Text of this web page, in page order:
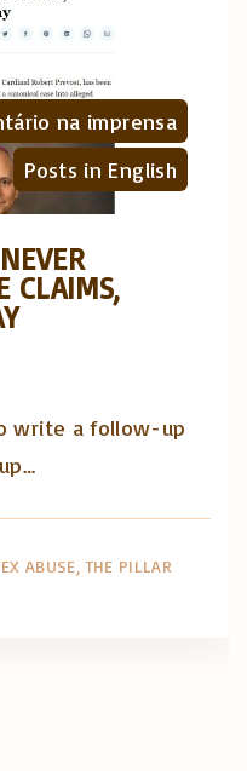
na imprensa
Posts in English
CLAIMS,
write a follow-up
ABUSE THE PILLAR